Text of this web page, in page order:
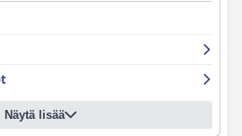
Näytä lisää